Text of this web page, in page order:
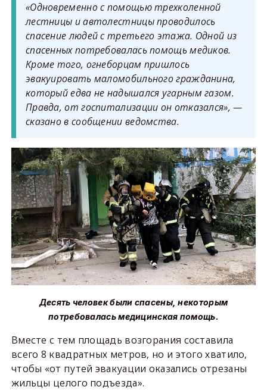
«Одновременно с помощью трехколенной
лестницы и автолестницы проводилось
спасение людей с третьего этажа. Одной из
спасенных потребовалась помощь медиков.
Кроме того, огнеборцам пришлось
эвакуировать маломобильного гражданина,
который едва не надышался угарным газом.
Правда, от госпитализации он отказался», —
сказано в сообщении ведомства.
Десять человек были спасены, некоторым
потребовалась медицинская помощь.
Вместе с тем площадь возгорания составила
всего 8 квадратных метров, но и этого хватило,
чтобы «от путей эвакуации оказались отрезаны
жильцы целого подъезда».